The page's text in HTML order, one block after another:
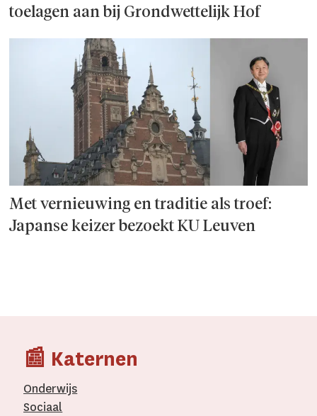
toelagen aan bij Grondwettelijk Hof
Met vernieuwing en traditie als troef:
Japanse keizer bezoekt KU Leuven
📰 Katernen
Onderwijs
Sociaal